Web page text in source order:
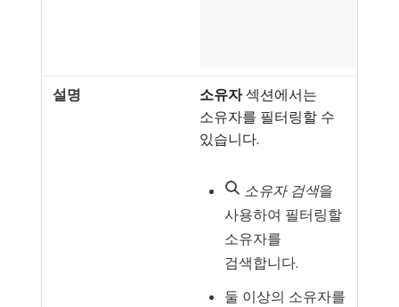
소유자섹션에서는
소유자를 필터링할 수
있습니다.
소유자 검색​을
사용하여 필터링할
소유자를
검색합니다.
둘 이상의 소유자를